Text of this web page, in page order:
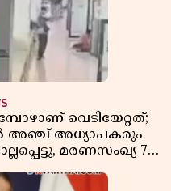
വെടിയേറ്റത്;
അഞ്ച് അധ്യാപകരും
മരണസംഖ്യ 7;